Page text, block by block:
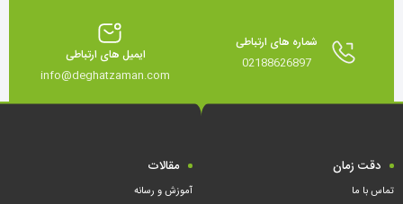
شماره های ارتباطی
02188626897
ایمیل های ارتباطی
info@deghatzaman.com
دقت زمان
تماس با ما
مقالات
آموزش و رسانه